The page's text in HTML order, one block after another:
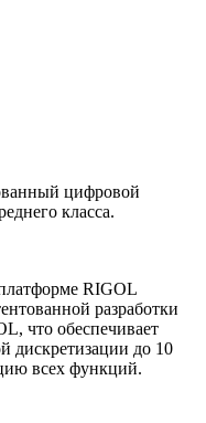
цифровой
класса.
RIGOL
разработки
что обеспечивает
дискретизации до 10
всех функций.